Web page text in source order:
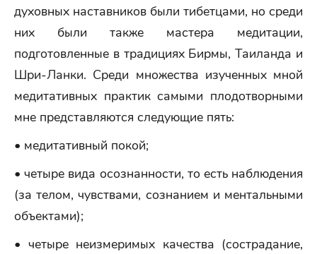
духовных наставников были тибетцами, но среди
них были также мастера медитации,
подготовленные в традициях Бирмы, Таиланда и
Шри-Ланки. Среди множества изученных мной
медитативных практик самыми плодотворными
мне представляются следующие пять:
• медитативный покой;
• четыре вида осознанности, то есть наблюдения
(за телом, чувствами, сознанием и ментальными
объектами);
• четыре неизмеримых качества (сострадание,